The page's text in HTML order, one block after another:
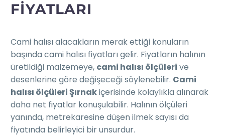
FIYATLARI
Cami halısı alacakların merak ettiği konuların
başında cami halısı fiyatları gelir. Fiyatların halının
üretildiği malzemeye, cami halısı ölçüleri ve
desenlerine göre değişeceği söylenebilir. Cami
halısı ölçüleri Şırnakiçerisinde kolaylıkla alınarak
daha net fiyatlar konuşulabilir. Halının ölçüleri
yanında, metrekaresine düşen ilmek sayısı da
fiyatında belirleyici bir unsurdur.